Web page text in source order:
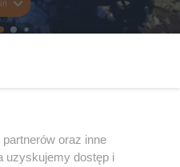
oraz inne
uzyskujemy dostęp i